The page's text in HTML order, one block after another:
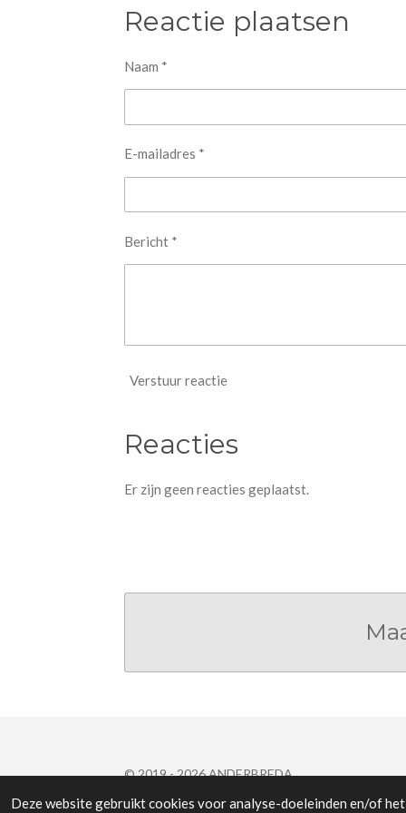
Deze website gebruikt cookies voor analyse-doeleinden en/of
e
n
e
Reactie plaatsen
Naam *
E-mailadres *
Bericht *
Verstuur reactie
Reacties
Er zijn geen reacties geplaatst.
© 2019 - 2026 ANDERBREDA